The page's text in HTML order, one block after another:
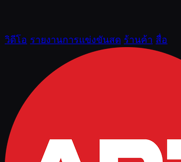
วิดีโอ รายงานการแข่งขันสด ร้านค้า สื่อ